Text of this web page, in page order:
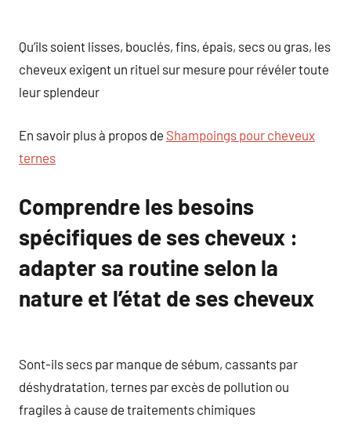
Qu’ils soient lisses, bouclés, fins, épais, secs ou gras, les
cheveux exigent un rituel sur mesure pour révéler toute
leur splendeur
En savoir plus à propos de Shampoings pour cheveux
ternes
Comprendre les besoins
spécifiques de ses cheveux :
adapter sa routine selon la
nature et l’état de ses cheveux
Sont-ils secs par manque de sébum, cassants par
déshydratation, ternes par excès de pollution ou
fragiles à cause de traitements chimiques